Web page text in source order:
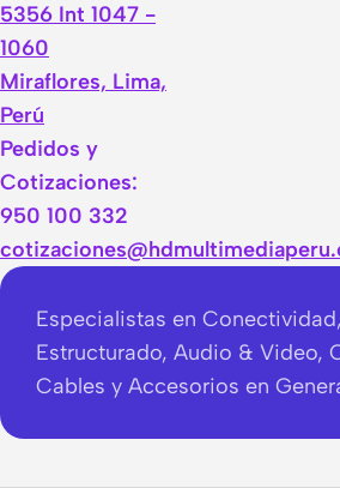
5356 Int 1047 -
1060
Miraflores, Lima,
Perú
Pedidos y
Cotizaciones:
950 100 332
Especialistas en
Estructurado, Audio & Video,
Cables y Accesorios en